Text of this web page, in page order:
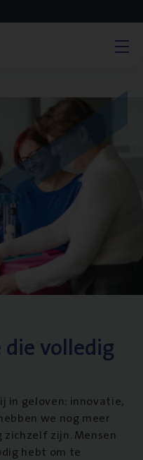
volledig
in geloven: innovatie,
we nog meer
zijn. Mensen
hebt om te